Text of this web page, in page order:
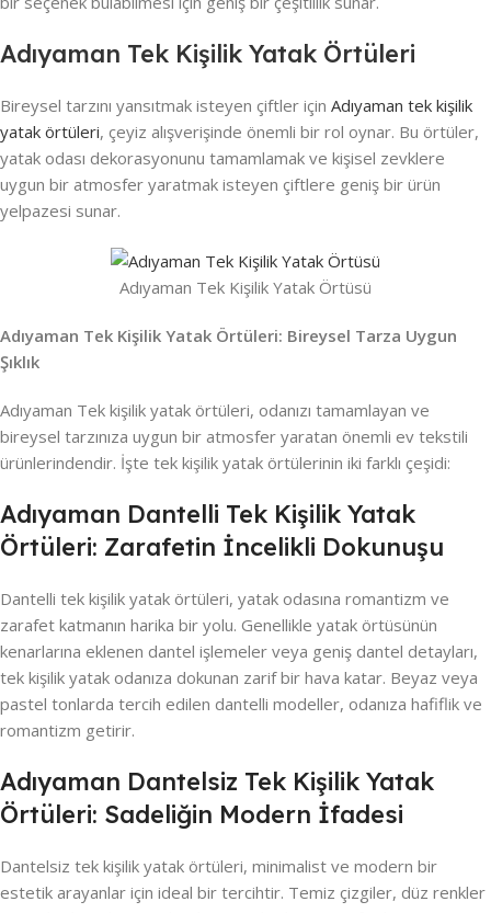
Adıyaman Tek Kişilik Yatak Örtüleri
Bireysel tarzını yansıtmak isteyen çiftler için Adıyaman tek kişilik
yatak örtüleri, çeyiz alışverişinde önemli bir rol oynar. Bu örtüler,
yatak odası dekorasyonunu tamamlamak ve kişisel zevklere
uygun bir atmosfer yaratmak isteyen çiftlere geniş bir ürün
yelpazesi sunar.
Adıyaman Tek Kişilik Yatak Örtüsü
Adıyaman Tek Kişilik Yatak Örtüleri: Bireysel Tarza Uygun
Şıklık
Adıyaman Tek kişilik yatak örtüleri, odanızı tamamlayan ve
bireysel tarzınıza uygun bir atmosfer yaratan önemli ev tekstili
ürünlerindendir. İşte tek kişilik yatak örtülerinin iki farklı çeşidi:
Adıyaman Dantelli Tek Kişilik Yatak
Örtüleri: Zarafetin İncelikli Dokunuşu
Dantelli tek kişilik yatak örtüleri, yatak odasına romantizm ve
zarafet katmanın harika bir yolu. Genellikle yatak örtüsünün
kenarlarına eklenen dantel işlemeler veya geniş dantel detayları,
tek kişilik yatak odanıza dokunan zarif bir hava katar. Beyaz veya
pastel tonlarda tercih edilen dantelli modeller, odanıza hafiflik ve
romantizm getirir.
Adıyaman Dantelsiz Tek Kişilik Yatak
Örtüleri: Sadeliğin Modern İfadesi
Dantelsiz tek kişilik yatak örtüleri, minimalist ve modern bir
estetik arayanlar için ideal bir tercihtir. Temiz çizgiler, düz renkler